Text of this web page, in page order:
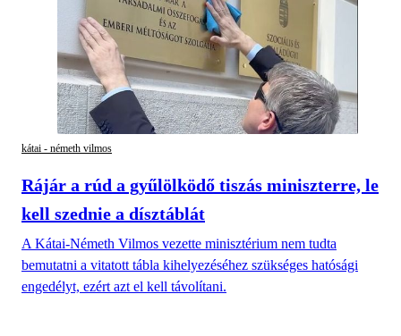
kátai - németh vilmos
Rájár a rúd a gyűlölködő tiszás miniszterre, le
kell szednie a dísztáblát
A Kátai-Németh Vilmos vezette minisztérium nem tudta
bemutatni a vitatott tábla kihelyezéséhez szükséges hatósági
engedélyt, ezért azt el kell távolítani.